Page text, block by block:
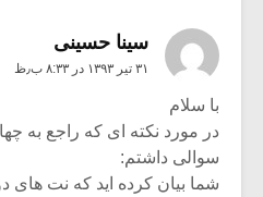
سینا حسینی
۳۱ تیر ۱۳۹۳ در ۸:۳۳ ب٫ظ
با سلام
در مورد نکته ای که راجع به
سوالی داشتم:
شما بیان کرده اید که نت های